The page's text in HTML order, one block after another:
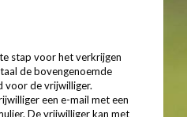
stap voor het verkrijgen
de bovengenoemde
voor de vrijwilliger.
een e-mail met een
De vrijwilliger kan met